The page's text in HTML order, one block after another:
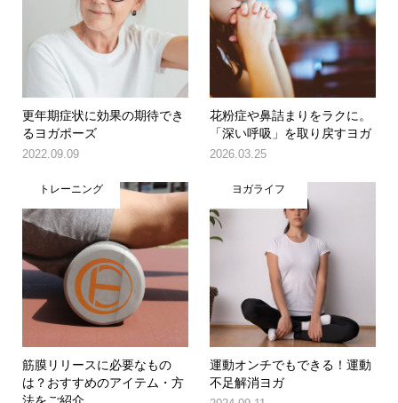
更年期症状に効果の期待でき
るヨガポーズ
2022.09.09
花粉症や鼻詰まりをラクに。
「深い呼吸」を取り戻すヨガ
2026.03.25
トレーニング
筋膜リリースに必要なもの
は？おすすめのアイテム・方
ヨガライフ
運動オンチでもできる！運動
不足解消ヨガ